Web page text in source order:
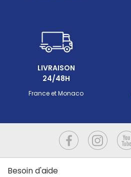
LIVRAISON
24/48H
France et Monaco
Besoin d'aide